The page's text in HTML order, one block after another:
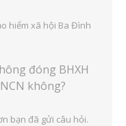
hiểm xã hội Ba Đình
đóng BHXH
không?
bạn đã gửi câu hỏi.